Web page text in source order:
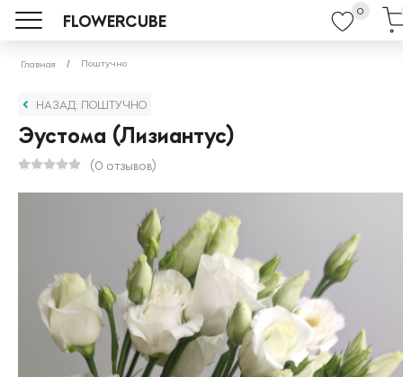
FLOWERCUBE
0
Главная Поштучно
НАЗАД: ПОШТУЧНО
Эустома (Лизиантус)
(0 отзывов)